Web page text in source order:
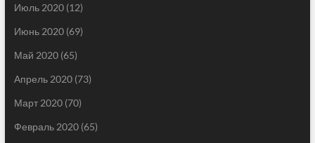
Июль 2020(12)
Июнь 2020(69)
Май 2020(65)
Апрель 2020(73)
Март 2020(70)
Февраль 2020(65)